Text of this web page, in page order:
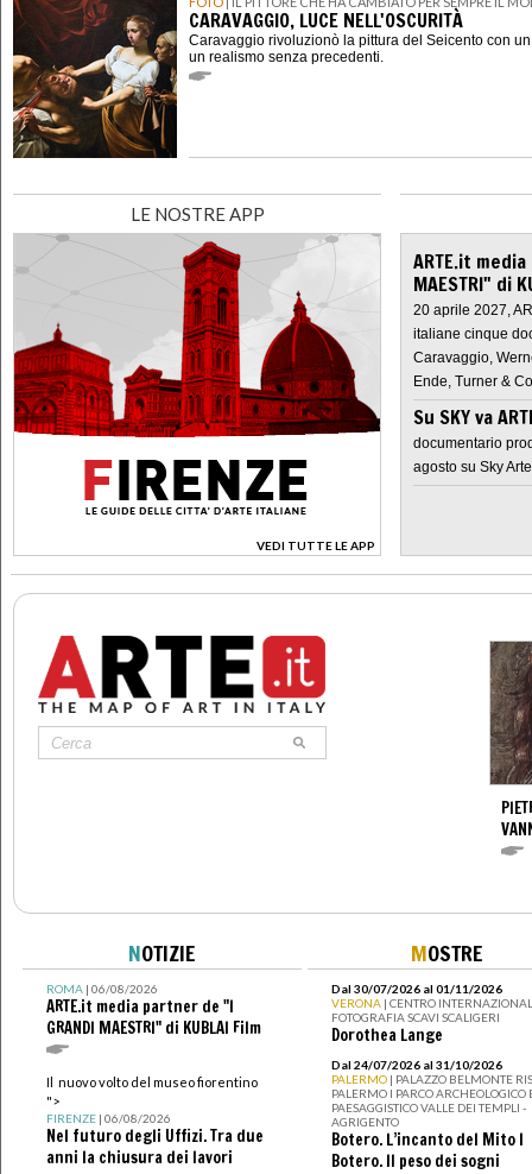
CARAVAGGIO, LUCE NELL'OSCURITÀ
Caravaggio rivoluzionò la pittura del Seicento con
un realismo senza precedenti.
LE NOSTRE APP
VEDI TUTTE LE APP
>
ARTE.it
MAESTRI" di
20 aprile 2027,
italiane cinque
Caravaggio,
Ende, Turner &
Su SKY va
documentario
agosto su Sky Arte
NOTIZIE
ROMA| 06/08/2026
ARTE.it media partner de "I
GRANDI MAESTRI" di KUBLAI Film
Il nuovo volto del museo fiorentino
">
FIRENZE| 06/08/2026
Nel futuro degli Uffizi. Tra due
anni la chiusura dei lavori
MOSTRE
Dal 30/07/2026 al 01/11/2026
VERONA | CENTRO
FOTOGRAFIA SCAVI SCALIGERI
Dorothea Lange
Dal 24/07/2026 al 31/10/2026
PALERMO | PALAZZO BELMONTE
PALERMO I PARCO ARCHEOLOGICO
PAESAGGISTICO VALLE DEI TEMPLI -
AGRIGENTO
Botero. L’incanto del Mito I
Botero. Il peso dei sogni